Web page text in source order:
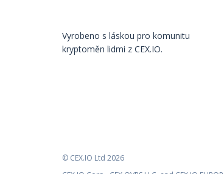
Vyrobeno s láskou️ pro komunitu
kryptoměn lidmi z CEX.IO.
© CEX.IO Ltd 2026